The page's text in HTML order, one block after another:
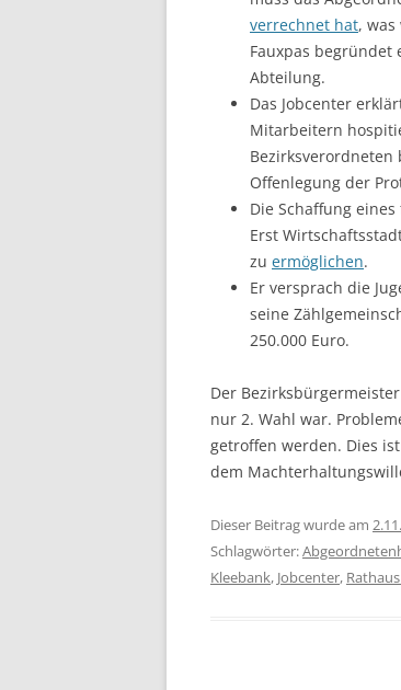
verrechnet hat,
Fauxpas
Abteilung.
Das Jobcenter
Mitarbeitern
Offenlegung der
Die Schaffung
Erst
zu ermöglichen.
Er versprach die
seine
250.000 Euro.
Der
nur 2. Wahl war.
getroffen werden. Dies
dem
Dieser Beitrag wurde am
Schlagwörter:
Kleebank, Jobcenter,